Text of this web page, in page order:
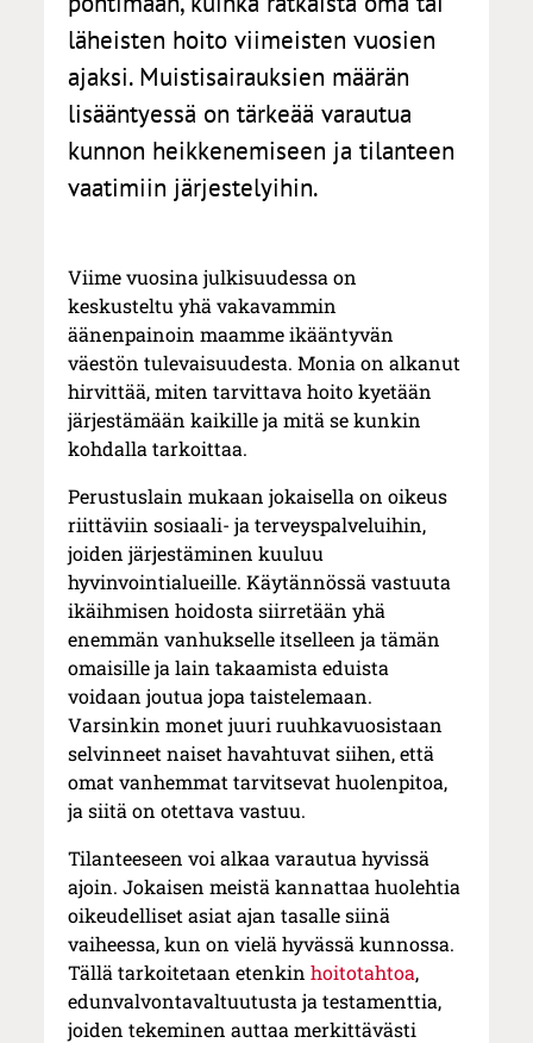
läheisten hoito viimeisten vuosien
ajaksi. Muistisairauksien määrän
lisääntyessä on tärkeää varautua
kunnon heikkenemiseen ja tilanteen
vaatimiin järjestelyihin.
Viime vuosina julkisuudessa on
keskusteltu yhä vakavammin
äänenpainoin maamme ikääntyvän
väestön tulevaisuudesta. Monia on alkanut
hirvittää, miten tarvittava hoito kyetään
järjestämään kaikille ja mitä se kunkin
kohdalla tarkoittaa.
Perustuslain mukaan jokaisella on oikeus
riittäviin sosiaali- ja terveyspalveluihin,
joiden järjestäminen kuuluu
hyvinvointialueille. Käytännössä vastuuta
ikäihmisen hoidosta siirretään yhä
enemmän vanhukselle itselleen ja tämän
omaisille ja lain takaamista eduista
voidaan joutua jopa taistelemaan.
Varsinkin monet juuri ruuhkavuosistaan
selvinneet naiset havahtuvat siihen, että
omat vanhemmat tarvitsevat huolenpitoa,
ja siitä on otettava vastuu.
Tilanteeseen voi alkaa varautua hyvissä
ajoin. Jokaisen meistä kannattaa huolehtia
oikeudelliset asiat ajan tasalle siinä
vaiheessa, kun on vielä hyvässä kunnossa.
Tällä tarkoitetaan etenkinhoitotahtoa,
edunvalvontavaltuutusta ja testamenttia,
joiden tekeminen auttaa merkittävästi